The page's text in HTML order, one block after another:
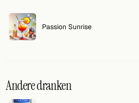
Links
Twitter
Passion Sunrise
Andere dranken